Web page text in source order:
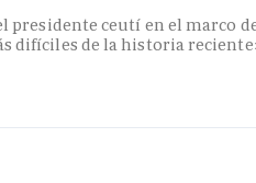
presidente ceutí en el marco
difíciles de la historia